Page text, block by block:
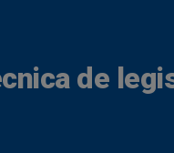
de